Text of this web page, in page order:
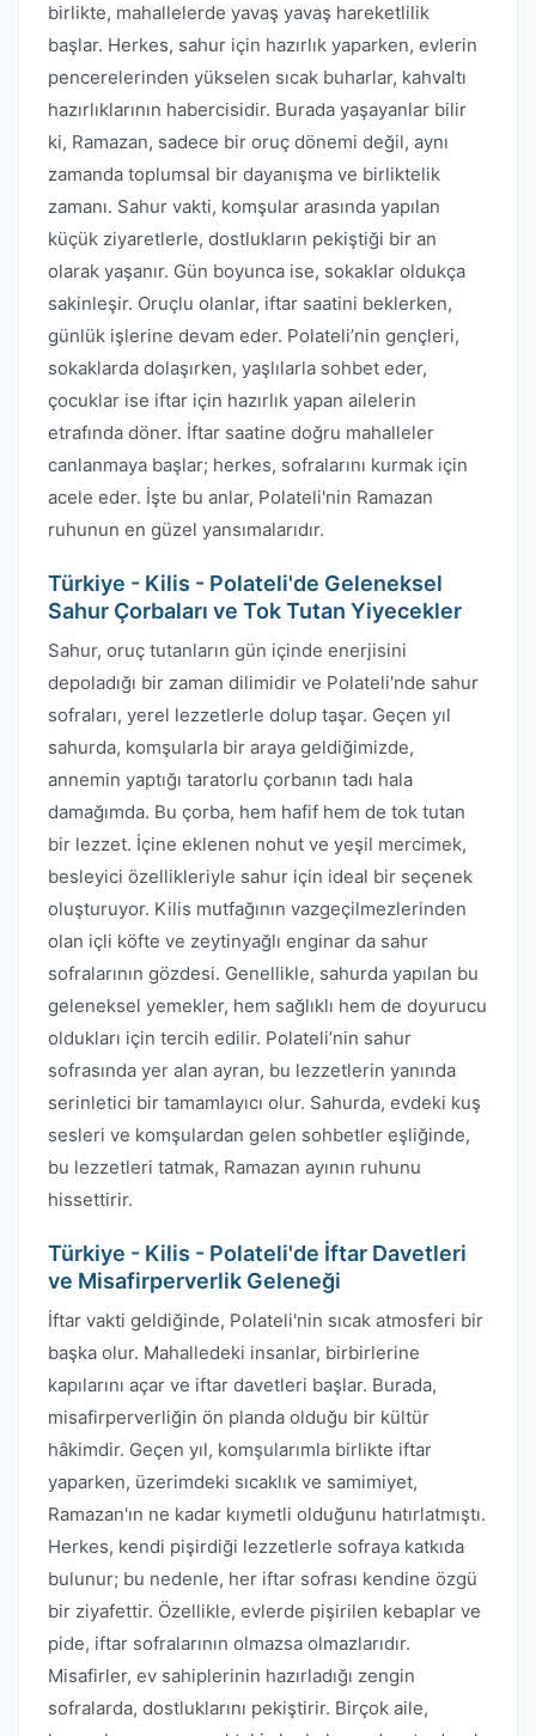
birlikte, mahallelerde yavaş yavaş hareketlilik
başlar. Herkes, sahur için hazırlık yaparken, evlerin
pencerelerinden yükselen sıcak buharlar, kahvaltı
hazırlıklarının habercisidir. Burada yaşayanlar bilir
ki, Ramazan, sadece bir oruç dönemi değil, aynı
zamanda toplumsal bir dayanışma ve birliktelik
zamanı. Sahur vakti, komşular arasında yapılan
küçük ziyaretlerle, dostlukların pekiştiği bir an
olarak yaşanır. Gün boyunca ise, sokaklar oldukça
sakinleşir. Oruçlu olanlar, iftar saatini beklerken,
günlük işlerine devam eder. Polateli’nin gençleri,
sokaklarda dolaşırken, yaşlılarla sohbet eder,
çocuklar ise iftar için hazırlık yapan ailelerin
etrafında döner. İftar saatine doğru mahalleler
canlanmaya başlar; herkes, sofralarını kurmak için
acele eder. İşte bu anlar, Polateli'nin Ramazan
ruhunun en güzel yansımalarıdır.
Türkiye - Kilis - Polateli'de Geleneksel
Sahur Çorbaları ve Tok Tutan Yiyecekler
Sahur, oruç tutanların gün içinde enerjisini
depoladığı bir zaman dilimidir ve Polateli'nde sahur
sofraları, yerel lezzetlerle dolup taşar. Geçen yıl
sahurda, komşularla bir araya geldiğimizde,
annemin yaptığı taratorlu çorbanın tadı hala
damağımda. Bu çorba, hem hafif hem de tok tutan
bir lezzet. İçine eklenen nohut ve yeşil mercimek,
besleyici özellikleriyle sahur için ideal bir seçenek
oluşturuyor. Kilis mutfağının vazgeçilmezlerinden
olan içli köfte ve zeytinyağlı enginar da sahur
sofralarının gözdesi. Genellikle, sahurda yapılan bu
geleneksel yemekler, hem sağlıklı hem de doyurucu
oldukları için tercih edilir. Polateli’nin sahur
sofrasında yer alan ayran, bu lezzetlerin yanında
serinletici bir tamamlayıcı olur. Sahurda, evdeki kuş
sesleri ve komşulardan gelen sohbetler eşliğinde,
bu lezzetleri tatmak, Ramazan ayının ruhunu
hissettirir.
Türkiye - Kilis - Polateli'de İftar Davetleri
ve Misafirperverlik Geleneği
İftar vakti geldiğinde, Polateli'nin sıcak atmosferi bir
başka olur. Mahalledeki insanlar, birbirlerine
kapılarını açar ve iftar davetleri başlar. Burada,
misafirperverliğin ön planda olduğu bir kültür
hâkimdir. Geçen yıl, komşularımla birlikte iftar
yaparken, üzerimdeki sıcaklık ve samimiyet,
Ramazan'ın ne kadar kıymetli olduğunu hatırlatmıştı.
Herkes, kendi pişirdiği lezzetlerle sofraya katkıda
bulunur; bu nedenle, her iftar sofrası kendine özgü
bir ziyafettir. Özellikle, evlerde pişirilen kebaplar ve
pide, iftar sofralarının olmazsa olmazlarıdır.
Misafirler, ev sahiplerinin hazırladığı zengin
sofralarda, dostluklarını pekiştirir. Birçok aile,